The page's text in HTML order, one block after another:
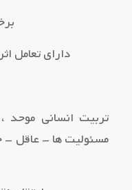
7–داراي تعامل
مسئولیت ها – عاقل